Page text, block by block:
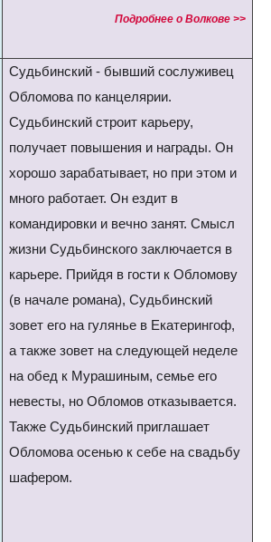
Подробнее о Волкове >>
Судьбинский - бывший сослуживец
Обломова по канцелярии.
Судьбинский строит карьеру,
получает повышения и награды. Он
хорошо зарабатывает, но при этом и
много работает. Он ездит в
командировки и вечно занят. Смысл
жизни Судьбинского заключается в
карьере. Прийдя в гости к Обломову
(в начале романа), Судьбинский
зовет его на гулянье в Екатерингоф,
а также зовет на следующей неделе
на обед к Мурашиным, семье его
невесты, но Обломов отказывается.
Также Судьбинский приглашает
Обломова осенью к себе на свадьбу
шафером.